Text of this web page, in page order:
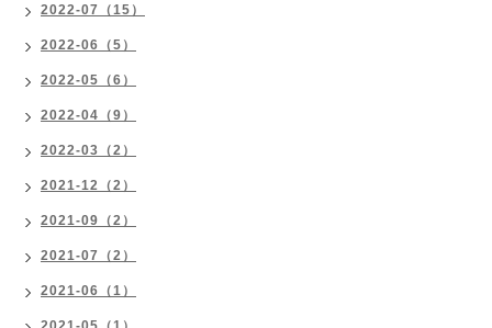
2022-07（15）
2022-06（5）
2022-05（6）
2022-04（9）
2022-03（2）
2021-12（2）
2021-09（2）
2021-07（2）
2021-06（1）